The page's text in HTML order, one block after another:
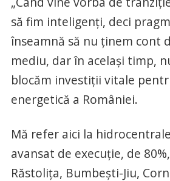
să fim inteligenţi, deci
înseamnă să nu ţinem cont
mediu, dar în acelaşi timp,
blocăm investiţii vitale
energetică a României.
Mă refer aici la
avansat de execuţie, de
Răstoliţa, Bumbeşti-Jiu,